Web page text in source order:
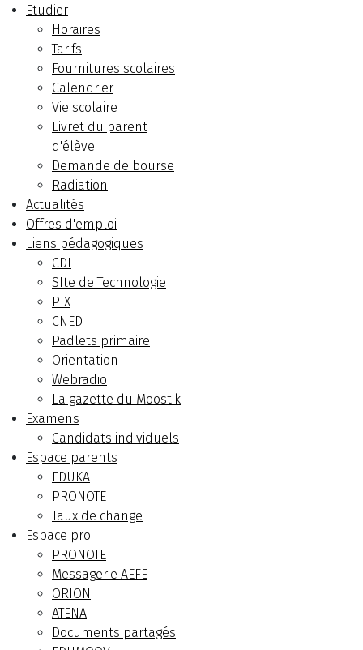
Etudier
Horaires
Tarifs
Fournitures scolaires
Calendrier
Vie scolaire
Livret du parent
d'élève
Demande de bourse
Radiation
Actualités
Offres d'emploi
Liens pédagogiques
CDI
SIte de Technologie
PIX
CNED
Padlets primaire
Orientation
Webradio
La gazette du Moostik
Examens
Candidats individuels
Espace parents
EDUKA
PRONOTE
Taux de change
Espace pro
PRONOTE
Messagerie AEFE
ORION
ATENA
Documents partagés